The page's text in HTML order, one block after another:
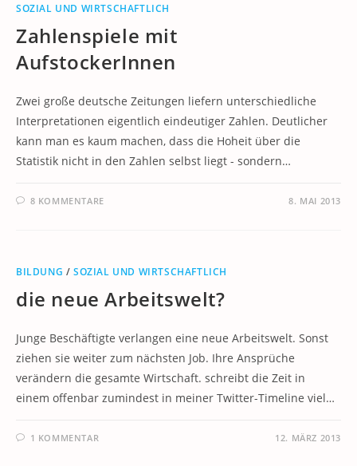
SOZIAL UND WIRTSCHAFTLICH
Zahlenspiele mit
AufstockerInnen
Zwei große deutsche Zeitungen liefern unterschiedliche
Interpretationen eigentlich eindeutiger Zahlen. Deutlicher
kann man es kaum machen, dass die Hoheit über die
Statistik nicht in den Zahlen selbst liegt - sondern…
8 KOMMENTARE 8. MAI 2013
BILDUNG /SOZIAL UND WIRTSCHAFTLICH
die neue Arbeitswelt?
Junge Beschäftigte verlangen eine neue Arbeitswelt. Sonst
ziehen sie weiter zum nächsten Job. Ihre Ansprüche
verändern die gesamte Wirtschaft. schreibt die Zeit in
einem offenbar zumindest in meiner Twitter-Timeline viel…
1 KOMMENTAR 12. MÄRZ 2013